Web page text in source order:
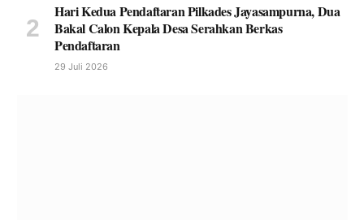
Hari Kedua Pendaftaran Pilkades Jayasampurna, Dua
Bakal Calon Kepala Desa Serahkan Berkas
Pendaftaran
29 Juli 2026